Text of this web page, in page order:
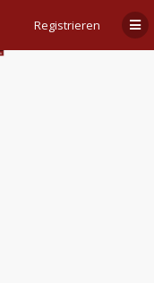
Registrieren